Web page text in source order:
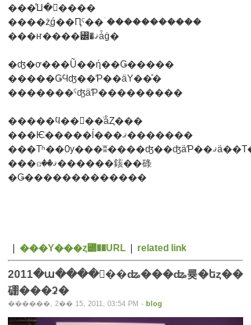
���ͤⵡ�񤬤����
����ż֤ǵ��Ԥˤ��ۤ�����������
���ҥ����꡼�ޤǡġ�
�ʤ�ơ���Ũ��ή��Ǥ�����
�����ǤϤʤ��Ƥ��äΥ��ͤ�
�������ˤʤäƤ���������
�����ϥ��󥿡��ͥåȤ���
���Ѥ�����ĺ���ޤ�������
���Τʰ��Ѹ���ʬ����ʤ��ʤäƤ��ޤä��Τ�
���ꤢ��ޤ������䤤��碌
�Ǥ�������������
���Υ���ȥ꡼��URL related link
2011�ա����󥿡��ʥ���ʥ륮�եȥ��
硼���ʡ�
������, 2�� 15, 2011, 03:54 PM - blog